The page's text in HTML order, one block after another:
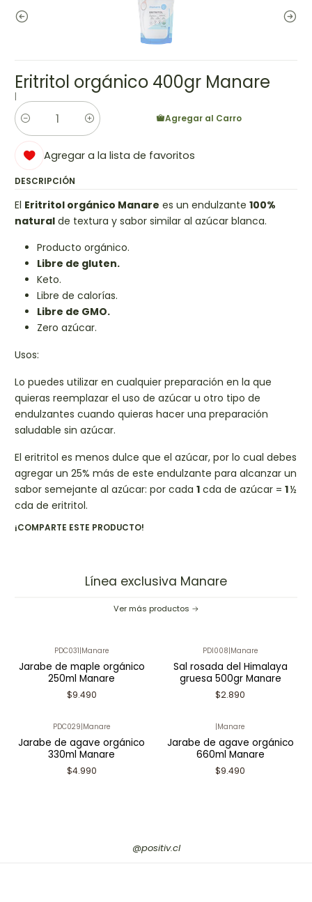
Eritritol orgánico 400gr Manare
|
Cantidad
Agregar al Carro
Agregar a la lista de favoritos
DESCRIPCIÓN
El Eritritol orgánico Manare es un endulzante 100%
natural de textura y sabor similar al azúcar blanca.
Producto orgánico.
Libre de gluten.
Keto.
Libre de calorías.
Libre de GMO.
Zero azúcar.
Usos:
Lo puedes utilizar en cualquier preparación en la que
quieras reemplazar el uso de azúcar u otro tipo de
endulzantes cuando quieras hacer una preparación
saludable sin azúcar.
El eritritol es menos dulce que el azúcar, por lo cual debes
agregar un 25% más de este endulzante para alcanzar un
sabor semejante al azúcar: por cada 1 cda de azúcar = 1½
cda de eritritol.
¡COMPARTE ESTE PRODUCTO!
Línea exclusiva Manare
Ver más productos
PDC031|Manare
Jarabe de maple orgánico
250ml Manare
$9.490
PDI008|Manare
Sal rosada del Himalaya
gruesa 500gr Manare
$2.890
PDC029|Manare
Jarabe de agave orgánico
330ml Manare
$4.990
|Manare
Jarabe de agave orgánico
660ml Manare
$9.490
@positiv.cl